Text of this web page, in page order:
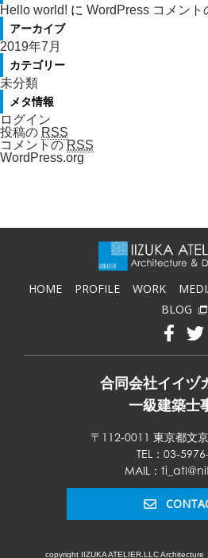
Hello world! に WordPress コメント
アーカイブ
2019年7月
カテゴリー
未分類
メタ情報
ログイン
投稿の RSS
コメントの RSS
WordPress.org
HOME PROFILE WORK
BLOG
合同会社イイヅ
一級建築士
〒112-0011 東京都文
TEL：03-
MAIL：
copyright IIZUKA ATELIER.LLC